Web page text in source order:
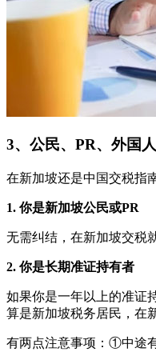
3、公民、PR、外国人
在新加坡还是中国交税指
1. 你是新加坡公民或PR
无需纠结，在新加坡交税
2. 你是长期准证持有者
如果你是一年以上的准证
算是新加坡税务居民，在
有两点注意事项：①中途